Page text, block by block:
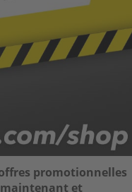
promotionnelles
et